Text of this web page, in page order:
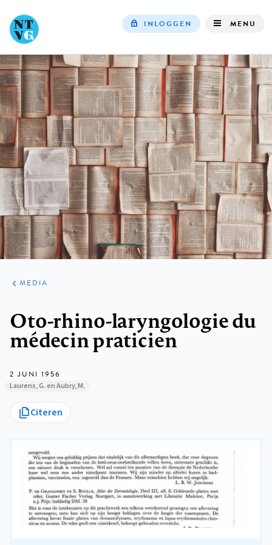
navigation
INLOGGEN MENU
ARTIKELEN
VARIA
MEDIA
Oto-rhino-laryngologie du
médecin praticien
2 JUNI 1956
Laurens, G. en Aubry, M.
Citeren